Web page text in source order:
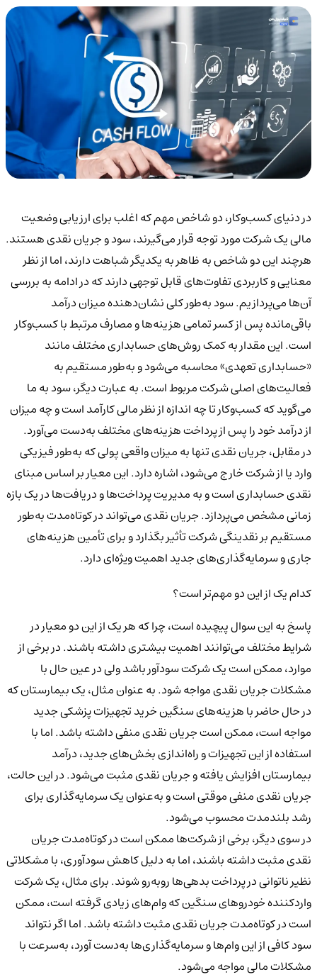
در دنیای کسب‌وکار، دو شاخص مهم که اغلب برای ارزیابی وضعیت
مالی یک شرکت مورد توجه قرار می‌گیرند، سود و جریان نقدی هستند.
هرچند این دو شاخص به ظاهر به یکدیگر شباهت دارند، اما از نظر
معنایی و کاربردی تفاوت‌های قابل توجهی دارند که در ادامه به بررسی
آن‌ها می‌پردازیم.سود به‌طور کلی نشان‌دهنده میزان درآمد
باقی‌مانده پس از کسر تمامی هزینه‌ها و مصارف مرتبط با کسب‌وکار
است. این مقدار به کمک روش‌های حسابداری مختلف مانند
«حسابداری تعهدی» محاسبه می‌شود و به‌طور مستقیم به
فعالیت‌های اصلی شرکت مربوط است. به عبارت دیگر، سود به ما
می‌گوید که کسب‌وکار تا چه اندازه از نظر مالی کارآمد است و چه میزان
از درآمد خود را پس از پرداخت هزینه‌های مختلف به‌دست می‌آورد.
در مقابل، جریان نقدی تنها به میزان واقعی پولی که به‌طور فیزیکی
وارد یا از شرکت خارج می‌شود، اشاره دارد. این معیار بر اساس مبنای
نقدی حسابداری است و به مدیریت پرداخت‌ها و دریافت‌ها در یک بازه
زمانی مشخص می‌پردازد. جریان نقدی می‌تواند در کوتاه‌مدت به‌طور
مستقیم بر نقدینگی شرکت تأثیر بگذارد و برای تأمین هزینه‌های
جاری و سرمایه‌گذاری‌های جدید اهمیت ویژه‌ای دارد.
کدام‌ یک از این دو مهم‌تر است؟
پاسخ به این سوال پیچیده است، چرا که هر یک از این دو معیار در
شرایط مختلف می‌توانند اهمیت بیشتری داشته باشند. در برخی از
موارد، ممکن است یک شرکت سودآور باشد ولی در عین حال با
مشکلات جریان نقدی مواجه شود. به عنوان مثال، یک بیمارستان که
در حال حاضر با هزینه‌های سنگین خرید تجهیزات پزشکی جدید
مواجه است، ممکن است جریان نقدی منفی داشته باشد. اما با
استفاده از این تجهیزات و راه‌اندازی بخش‌های جدید، درآمد
بیمارستان افزایش یافته و جریان نقدی مثبت می‌شود. در این حالت،
جریان نقدی منفی موقتی است و به‌عنوان یک سرمایه‌گذاری برای
رشد بلندمدت محسوب می‌شود.
در سوی دیگر، برخی از شرکت‌ها ممکن است در کوتاه‌مدت جریان
نقدی مثبت داشته باشند، اما به دلیل کاهش سودآوری، با مشکلاتی
نظیر ناتوانی در پرداخت بدهی‌ها روبه‌رو شوند. برای مثال، یک شرکت
واردکننده خودروهای سنگین که وام‌های زیادی گرفته است، ممکن
است در کوتاه‌مدت جریان نقدی مثبت داشته باشد. اما اگر نتواند
سود کافی از این وام‌ها و سرمایه‌گذاری‌ها به‌دست آورد، به‌سرعت با
مشکلات مالی مواجه می‌شود.